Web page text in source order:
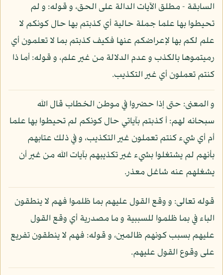
السابقة - مطلق الآيات الدالة على الحق، و قوله: و لم
تحيطوا بها علما جملة حالية أي كذبتم بها حال كونكم لا
علم لكم بها لإعراضكم عنها فكيف كذبتم بما لا تعلمون أي
رميتموها بالكذب و عدم الدلالة من غير علم، و قوله: أما ذا
كنتم تعملون أي غير التكذيب.
و المعنى: حتى إذا حضروا في موطن الخطاب قال الله
سبحانه لهم: أ كذبتم بآياتي حال كونكم لم تحيطوا بها علما
أم أي شيء كنتم تعملون غير التكذيب، و في ذلك عتابهم
بأنهم لم يشتغلوا بشيء غير تكذيبهم بآيات الله من غير أن
يشغلهم عنه شاغل معذر.
قوله تعالى: و وقع القول عليهم بما ظلموا فهم لا ينطقون
الباء في بما ظلموا للسببية و ما مصدرية أي وقع القول
عليهم بسبب كونهم ظالمين، و قوله: فهم لا ينطقون تفريع
على وقوع القول عليهم.